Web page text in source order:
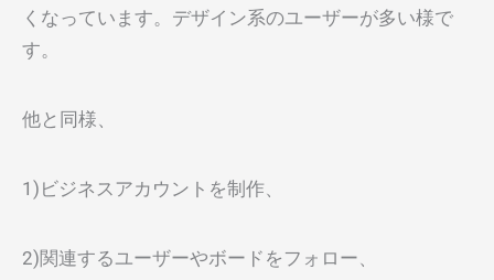
くなっています。デザイン系のユーザーが多い様で
す。
他と同様、
1)ビジネスアカウントを制作、
2)関連するユーザーやボードをフォロー、